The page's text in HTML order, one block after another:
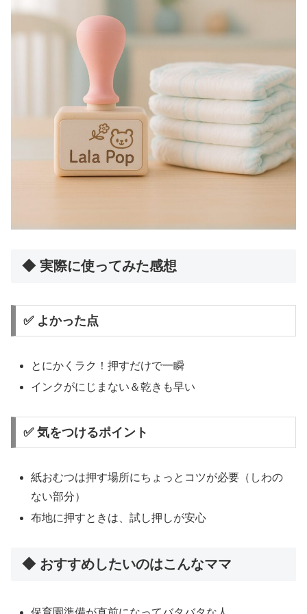
◆ 実際に使ってみた感想
✅ よかった点
とにかくラク！押すだけで一瞬
インクがにじまない＆乾きも早い
✅ 気をつけるポイント
紙おむつは押す場所にちょっとコツが必要（しわの
ない部分）
布地に押すときは、試し押しが安心
◆ おすすめしたいのはこんなママ